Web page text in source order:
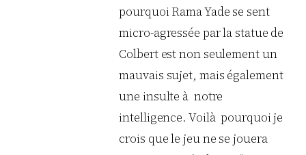
pourquoi Rama Yade se sent
micro-agressée par la statue de
Colbert est non seulement un
mauvais sujet, mais également
une insulte à notre
intelligence. Voilà pourquoi je
crois que le jeu ne se jouera